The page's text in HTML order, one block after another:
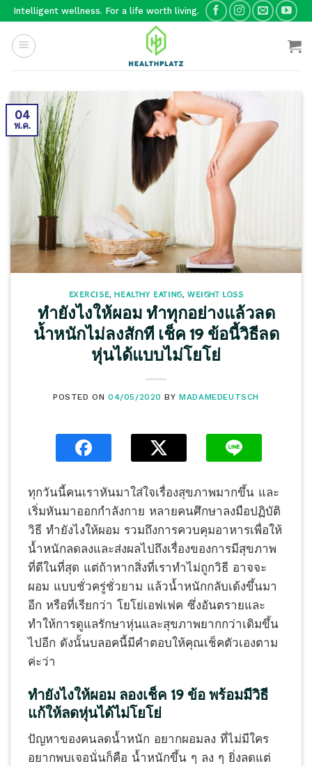
Skip
content
Intelligent wellness. For a life worth living.
04
พ.ค.
EXERCISE,HEALTHY EATING, WEIGHT LOSS
ทำยังไงให้ผอม ทำทุกอย่างแล้วลด
น้ำหนักไม่ลงสักที เช็ค 19 ข้อนี้วิธีลด
หุ่นได้แบบไม่โยโย่
POSTED ON 04/05/2020 BYMADAMEDEUTSCH
ทุกวันนี้คนเราหันมาใส่ใจเรื่องสุขภาพมากขึ้น และ
เริ่มหันมาออกกำลังกาย หลายคนศึกษาลงมือปฏิบัติ
วิธี ทำยังไงให้ผอม รวมถึงการควบคุมอาหารเพื่อให้
น้ำหนักลดลงและส่งผลไปถึงเรื่องของการมีสุขภาพ
ที่ดีในที่สุด แต่ถ้าหากสิ่งที่เราทำไม่ถูกวิธี อาจจะ
ผอม แบบชั่วครู่ชั่วยาม แล้วน้ำหนักกลับเด้งขึ้นมา
อีก หรือที่เรียกว่า โยโย่เอฟเฟค ซึ่งอันตรายและ
ทำให้การดูแลรักษาหุ่นและสุขภาพยากกว่าเดิมขึ้น
ไปอีก ดังนั้นบลอคนี้มีคำตอบให้คุณเช็คตัวเองตาม
ค่ะว่า
ทำยังไงให้ผอม ลองเช็ค 19 ข้อ พร้อมมีวิธี
แก้ให้ลดหุ่นได้ไม่โยโย่
ปัญหาของคนลดน้ำหนัก อยากผอมลง ที่ไม่มีใคร
อยากพบเจอนั่นก็คือ น้ำหนักขึ้น ๆ ลง ๆ ยิ่งลดแต่